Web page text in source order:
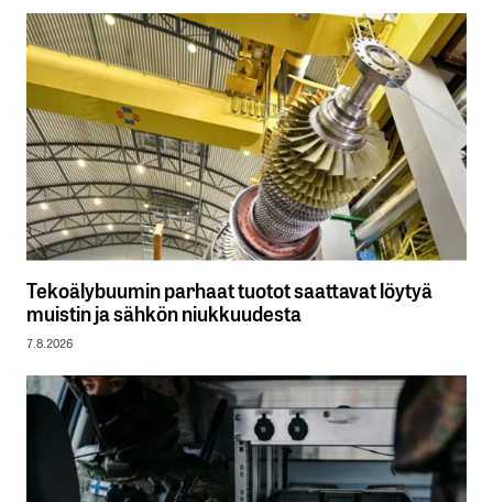
Tekoälybuumin parhaat tuotot saattavat löytyä
muistin ja sähkön niukkuudesta
7.8.2026